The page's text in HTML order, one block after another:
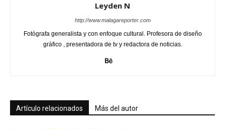
Leyden N
http://www.malagareporter.com
Fotògrafa generalista y con enfoque cultural. Profesora de diseño
gràfico , presentadora de tv y redactora de noticias.
Artículo relacionados Más del autor